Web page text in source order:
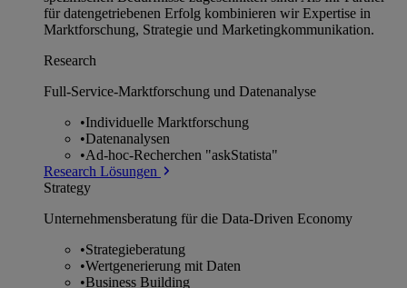
für datengetriebenen Erfolg kombinieren wir Expertise in
Marktforschung, Strategie und Marketingkommunikation.
Research
Full-Service-Marktforschung und Datenanalyse
•Individuelle Marktforschung
•Datenanalysen
•Ad-hoc-Recherchen "askStatista"
Research Lösungen
Strategy
Unternehmens­beratung für die Data-Driven Economy
•Strategieberatung
•Wertgenerierung mit Daten
•Business Building